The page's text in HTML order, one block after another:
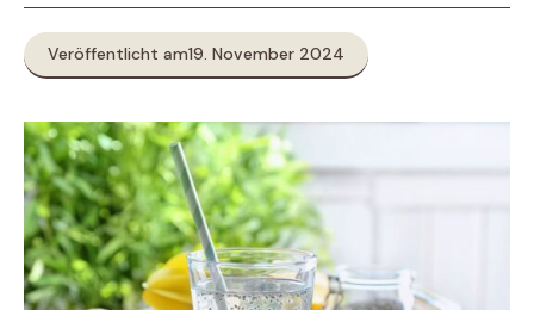
Veröffentlicht am19. November 2024